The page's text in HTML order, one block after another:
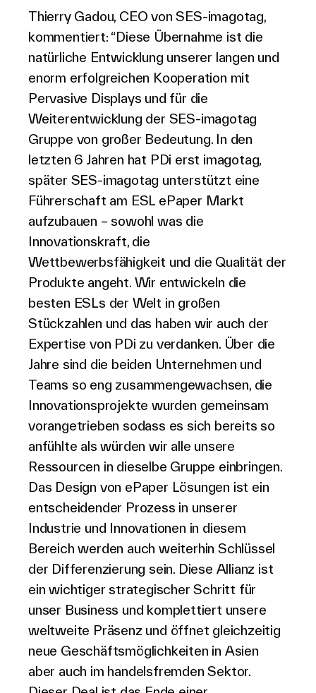
Thierry Gadou, CEO von SES-imagotag,
kommentiert: “Diese Übernahme ist die
natürliche Entwicklung unserer langen und
enorm erfolgreichen Kooperation mit
Pervasive Displays und für die
Weiterentwicklung der SES-imagotag
Gruppe von großer Bedeutung. In den
letzten 6 Jahren hat PDi erst imagotag,
später SES-imagotag unterstützt eine
Führerschaft am ESL ePaper Markt
aufzubauen – sowohl was die
Innovationskraft, die
Wettbewerbsfähigkeit und die Qualität der
Produkte angeht. Wir entwickeln die
besten ESLs der Welt in großen
Stückzahlen und das haben wir auch der
Expertise von PDi zu verdanken. Über die
Jahre sind die beiden Unternehmen und
Teams so eng zusammengewachsen, die
Innovationsprojekte wurden gemeinsam
vorangetrieben sodass es sich bereits so
anfühlte als würden wir alle unsere
Ressourcen in dieselbe Gruppe einbringen.
Das Design von ePaper Lösungen ist ein
entscheidender Prozess in unserer
Industrie und Innovationen in diesem
Bereich werden auch weiterhin Schlüssel
der Differenzierung sein. Diese Allianz ist
ein wichtiger strategischer Schritt für
unser Business und komplettiert unsere
weltweite Präsenz und öffnet gleichzeitig
neue Geschäftsmöglichkeiten in Asien
aber auch im handelsfremden Sektor.